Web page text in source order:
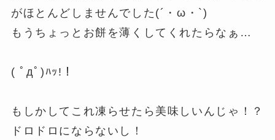
がほとんどしませんでした(´・ω・`)
もうちょっとお餅を薄くしてくれたらなぁ…
( ﾟдﾟ)ﾊｯ!！
もしかしてこれ凍らせたら美味しいんじゃ！？
ドロドロにならないし！